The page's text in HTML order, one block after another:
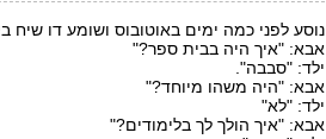
נוסע לפני כמה ימים באוטובוס ושומע דו שיח
אבא: "איך היה בבית ספר?"
ילד: "סבבה".
אבא: "היה משהו מיוחד?"
ילד: "לא"
אבא: "איך הולך לך בלימודים?"